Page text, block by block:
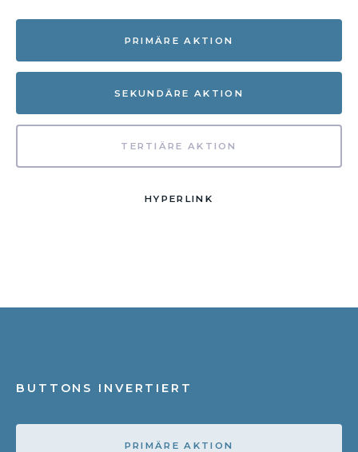
PRIMÄRE AKTION
SEKUNDÄRE AKTION
TERTIÄRE AKTION
HYPERLINK
BUTTONS INVERTIERT
PRIMÄRE AKTION